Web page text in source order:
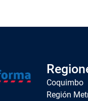
Coquimbo
Región